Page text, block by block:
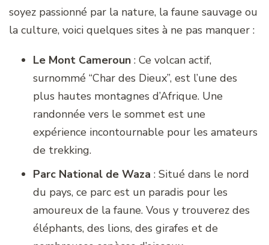
soyez passionné par la nature, la faune sauvage ou
la culture, voici quelques sites à ne pas manquer :
Le Mont Cameroun : Ce volcan actif,
surnommé “Char des Dieux”, est l’une des
plus hautes montagnes d’Afrique. Une
randonnée vers le sommet est une
expérience incontournable pour les amateurs
de trekking.
Parc National de Waza : Situé dans le nord
du pays, ce parc est un paradis pour les
amoureux de la faune. Vous y trouverez des
éléphants, des lions, des girafes et de